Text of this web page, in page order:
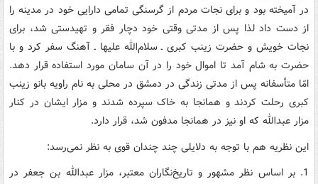
در آمیخته بود و برای نجات مردم از گرسنگی تمامی دارایی خود در مدینه را
از دست داد لذا پس از مدتی وقتی خود دچار فقر و تهیدستی شد، برای
نجات خویش و حضرت زینب کبری ـ سلام‌الله علیها ـ آهنگ سفر کرد و با
حضرت به شام آمد تا اموال خود را در آن سامان مورد استفاده قرار دهد.
امّا متأسفانه پس از مدتی زندگی در دمشق در محلی به نام راویه بانو زینب
کبری رحلت کردند و همانجا به خاک سپرده شدند و مزار ایشان در کنار
مزار عبدالله که او نیز در همانجا مدفون شد، قرار دارد.
این نظریه هم با توجه به دلایلی چند چندان قوی به نظر نمی‌رسد:
1. بر اساس نظر مشهور و تاریخ‌نگاران معتبر، مزار عبدالله بن جعفر در